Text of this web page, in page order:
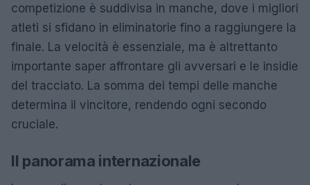
competizione è suddivisa in manche, dove i migliori
atleti si sfidano in eliminatorie fino a raggiungere la
finale. La velocità è essenziale, ma è altrettanto
importante saper affrontare gli avversari e le insidie
del tracciato. La somma dei tempi delle manche
determina il vincitore, rendendo ogni secondo
cruciale.
Il panorama internazionale